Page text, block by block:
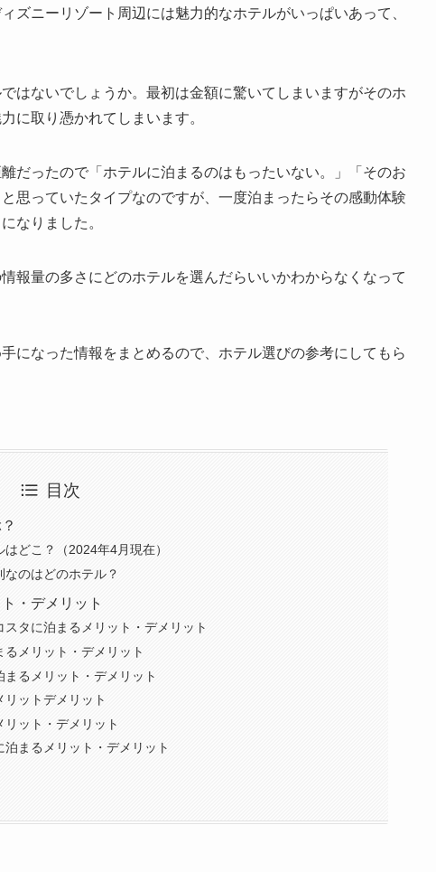
ズニーリゾート周辺には魅力的なホテルがいっぱいあって、
はないでしょうか。最初は金額に驚いてしまいますがそのホ
に取り憑かれてしまいます。
だったので「ホテルに泊まるのはもったいない。」「そのお
思っていたタイプなのですが、一度泊まったらその感動体験
なりました。
報量の多さにどのホテルを選んだらいいかわからなくなって
になった情報をまとめるので、ホテル選びの参考にしてもら
目次
どこ？（2024年4月現在）
のはどのホテル？
・デメリット
タに泊まるメリット・デメリット
メリット・デメリット
るメリット・デメリット
リットデメリット
ット・デメリット
まるメリット・デメリット